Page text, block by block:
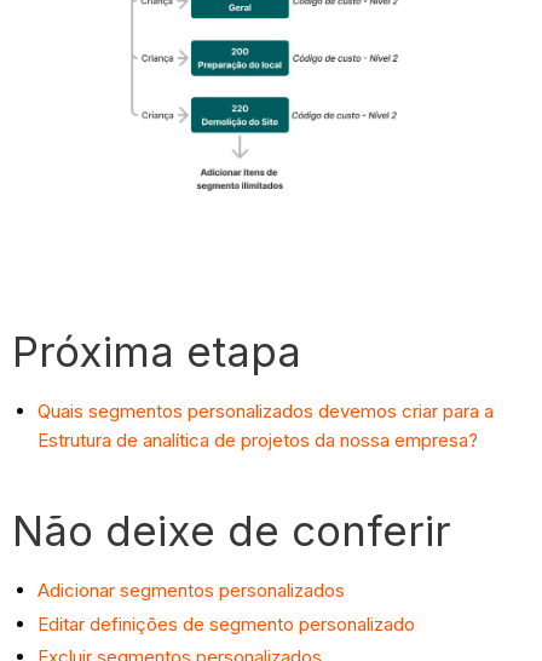
Próxima etapa
Quais segmentos personalizados devemos criar para a
Estrutura de analítica de projetos da nossa empresa?
Não deixe de conferir
Adicionar segmentos personalizados
Editar definições de segmento personalizado